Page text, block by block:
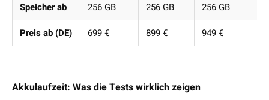
Speicher ab
256 GB 256 GB 256 GB
Preis ab (DE)
699 € 899 € 949 €
Akkulaufzeit: Was die Tests wirklich zeigen